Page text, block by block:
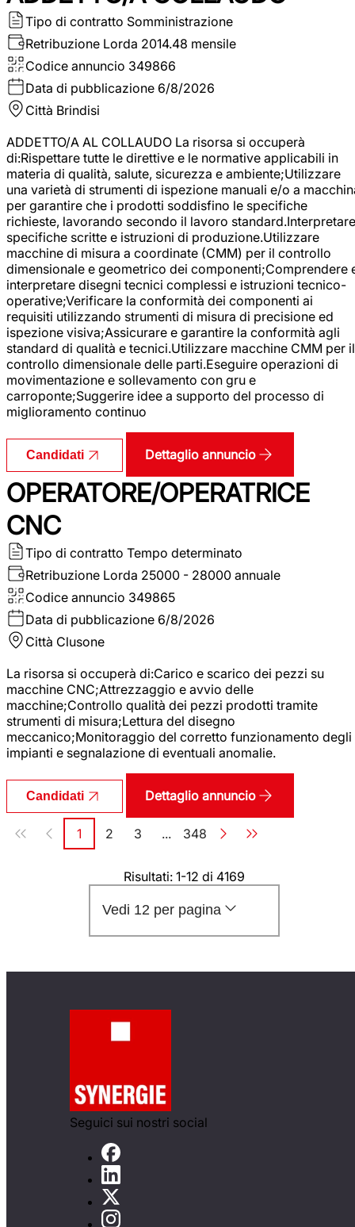
Tipo di contratto Somministrazione
Retribuzione Lorda 2014.48 mensile
Codice annuncio 349866
Data di pubblicazione 6/8/2026
Città Brindisi
ADDETTO/A AL COLLAUDO La risorsa si occuperà
di:Rispettare tutte le direttive e le normative applicabili in
materia di qualità, salute, sicurezza e ambiente;Utilizzare
una varietà di strumenti di ispezione manuali e/o a
per garantire che i prodotti soddisfino le specifiche
richieste, lavorando secondo il lavoro standard.Interpretare
specifiche scritte e istruzioni di produzione.Utilizzare
macchine di misura a coordinate (CMM) per il controllo
dimensionale e geometrico dei componenti;Comprendere
interpretare disegni tecnici complessi e istruzioni tecnico-
operative;Verificare la conformità dei componenti ai
requisiti utilizzando strumenti di misura di precisione ed
ispezione visiva;Assicurare e garantire la conformità agli
standard di qualità e tecnici.Utilizzare macchine CMM per il
controllo dimensionale delle parti.Eseguire operazioni di
movimentazione e sollevamento con gru e
carroponte;Suggerire idee a supporto del processo di
miglioramento continuo
Candidati Dettaglio annuncio
OPERATORE/OPERATRICE
CNC
Tipo di contratto Tempo determinato
Retribuzione Lorda 25000 - 28000 annuale
Codice annuncio 349865
Data di pubblicazione 6/8/2026
Città Clusone
La risorsa si occuperà di:Carico e scarico dei pezzi su
macchine CNC;Attrezzaggio e avvio delle
macchine;Controllo qualità dei pezzi prodotti tramite
strumenti di misura;Lettura del disegno
meccanico;Monitoraggio del corretto funzionamento degli
impianti e segnalazione di eventuali anomalie.
Candidati Dettaglio annuncio
Paginazione
Pagina
1 Pagina
2 Pagina
3 ... Pagina
348
Risultati: 1-12 di 4169
Vedi 12 per pagina
Seguici sui nostri social